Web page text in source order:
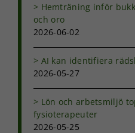
Hemträning inför
och oro
2026-06-02
AI kan identifiera
2026-05-27
Lön och arbetsmiljö
fysioterapeuter
2026-05-25